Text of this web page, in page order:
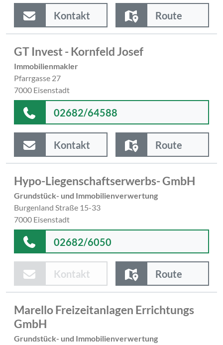
Kontakt Route
GT Invest - Kornfeld Josef
Immobilienmakler
Pfarrgasse 27
7000 Eisenstadt
02682/64588
Kontakt Route
Hypo-Liegenschaftserwerbs- GmbH
Grundstück- und Immobilienverwertung
Burgenland Straße 15-33
7000 Eisenstadt
02682/6050
Kontakt Route
Marello Freizeitanlagen Errichtungs
GmbH
Grundstück- und Immobilienverwertung